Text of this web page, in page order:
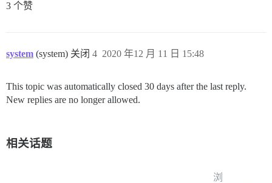
3 个赞
system (system) 关闭 2020 年12 月 11 日 15:48
4
This topic was automatically closed 30 days after the last reply.
New replies are no longer allowed.
相关话题
浏